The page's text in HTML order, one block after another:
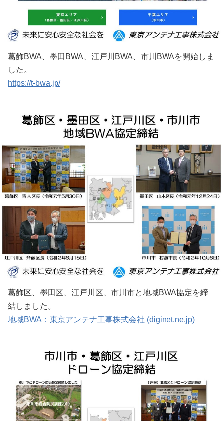
葛飾BWA、墨田BWA、江戸川BWA、市川BWAを開始しま
した。
https://t-bwa.jp/
葛飾区、墨田区、江戸川区、市川市と地域BWA協定を締
結しました。
地域BWA：東京アンテナ工事株式会社 (diginet.ne.jp)